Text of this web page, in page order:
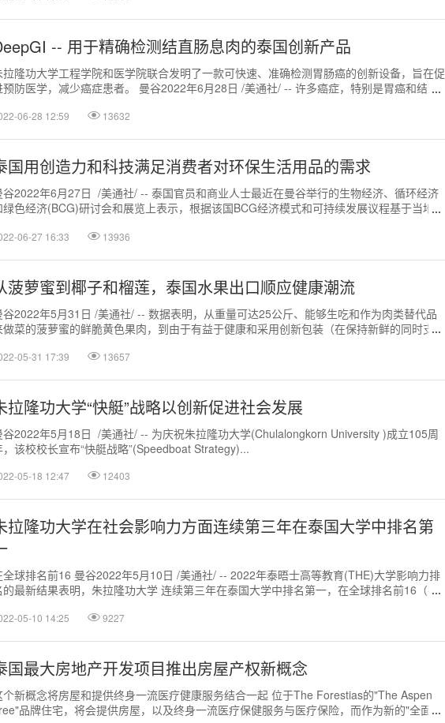
-- 用于精确检测结直肠息肉的泰国创新产品
拉隆功大学工程学院和医学院联合发明了一款可快速、准确检测胃肠癌的创新设备，旨在促
预防医学，减少癌症患者。 曼谷2022年6月28日 /美通社/ -- 许多癌症，特别是胃癌和结直
06-28 12:59 13632
国用创造力和科技满足消费者对环保生活用品的需求
谷2022年6月27日 /美通社/ -- 泰国官员和商业人士最近在曼谷举行的生物经济、循环经济
绿色经济(BCG)研讨会和展览上表示，根据该国BCG经济模式和可持续发展议程基于当地生
06-27 16:33 13936
菠萝蜜到椰子和榴莲，泰国水果出口顺应健康潮流
谷2022年5月31日 /美通社/ -- 数据表明，从重量可达25公斤、能够生吃和作为肉类替代品
做菜的菠萝蜜的鲜脆黄色果肉，到由于有益于健康和采用创新包装（在保持新鲜的同时支持
05-31 17:39 13657
拉隆功大学“快艇”战略以创新促进社会发展
谷2022年5月18日 /美通社/ -- 为庆祝朱拉隆功大学(Chulalongkorn University )成立105周
，该校校长宣布“快艇战略”(Speedboat Strategy)...
05-18 12:47 12403
拉隆功大学在社会影响力方面连续第三年在泰国大学中排名第
全球排名前16 曼谷2022年5月10日 /美通社/ -- 2022年泰晤士高等教育(THE)大学影响力排
的最新结果表明，朱拉隆功大学 连续第三年在泰国大学中排名第一，在全球排名前16（在
05-10 14:25 9227
国最大房地产开发项目推出房屋产权新概念
个新概念将房屋和提供终身一流医疗健康服务结合一起 位于The Forestias的"The Aspen
品牌住宅，将会提供房屋，以及终身一流医疗保健服务与医疗保险，而作为新的"全面终